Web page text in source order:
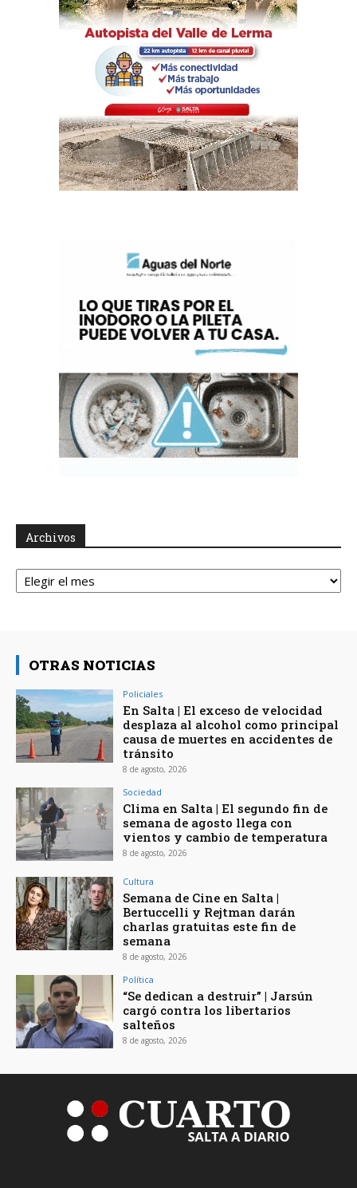
Archivos
Archivos
OTRAS NOTICIAS
Policiales
En Salta | El exceso de velocidad
desplaza al alcohol como principal
causa de muertes en accidentes de
tránsito
8 de agosto, 2026
Sociedad
Clima en Salta | El segundo fin de
semana de agosto llega con
vientos y cambio de temperatura
8 de agosto, 2026
Cultura
Semana de Cine en Salta |
Bertuccelli y Rejtman darán
charlas gratuitas este fin de
semana
8 de agosto, 2026
Política
“Se dedican a destruir” | Jarsún
cargó contra los libertarios
salteños
8 de agosto, 2026